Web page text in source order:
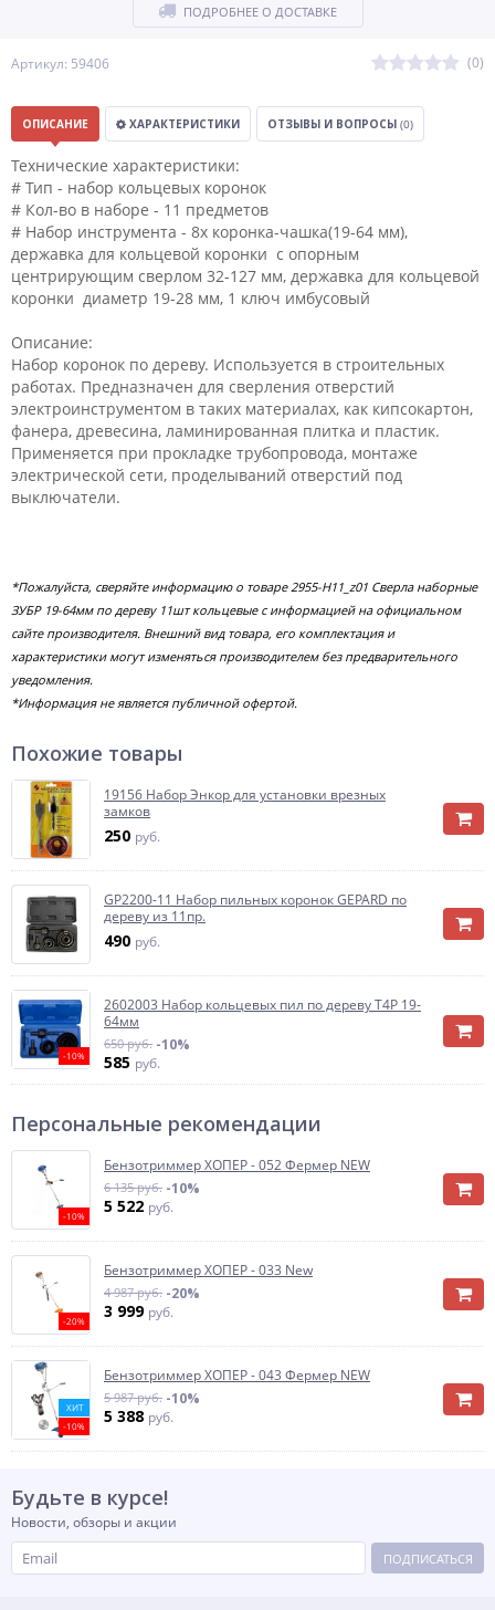
Артикул: 59406 (0)
ПОДРОБНЕЕ О ДОСТАВКЕ
ОПИСАНИЕ ХАРАКТЕРИСТИКИ ОТЗЫВЫ И ВОПРОСЫ (0)
Технические характеристики:
# Тип - набор кольцевых коронок
# Кол-во в наборе - 11 предметов
# Набор инструмента - 8х коронка-чашка(19-64 мм),
державка для кольцевой коронки с опорным
центрирующим сверлом 32-127 мм, державка для кольцевой
коронки диаметр 19-28 мм, 1 ключ имбусовый
Описание:
Набор коронок по дереву. Используется в строительных
работах. Предназначен для сверления отверстий
электроинструментом в таких материалах, как кипсокартон,
фанера, древесина, ламинированная плитка и пластик.
Применяется при прокладке трубопровода, монтаже
электрической сети, проделываний отверстий под
выключатели.
*Пожалуйста, сверяйте информацию о товаре 2955-H11_z01 Сверла наборные
ЗУБР 19-64мм по дереву 11шт кольцевые с информацией на официальном
сайте производителя. Внешний вид товара, его комплектация и
характеристики могут изменяться производителем без предварительного
уведомления.
*Информация не является публичной офертой.
Похожие товары
19156 Набор Энкор для установки врезных
замков
250 руб.
GP2200-11 Набор пильных коронок GEPARD по
дереву из 11пр.
490 руб.
-10%
2602003 Набор кольцевых пил по дереву T4P 19-
64мм
650 руб. -10%
585 руб.
Персональные рекомендации
-10%
Бензотриммер ХОПЕР - 052 Фермер NEW
6 135 руб. -10%
5 522 руб.
-20%
Бензотриммер ХОПЕР - 033 New
4 987 руб. -20%
3 999 руб.
ХИТ
-10%
Бензотриммер ХОПЕР - 043 Фермер NEW
5 987 руб. -10%
5 388 руб.
Будьте в курсе!
Новости, обзоры и акции
ПОДПИСАТЬСЯ